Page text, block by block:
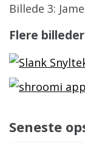
Billede 3:
Flere billeder
Seneste